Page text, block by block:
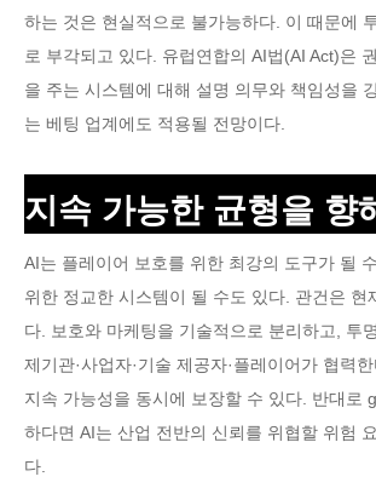
하는 것은 현실적으로 불가능하다. 이 때문에
로 부각되고 있다. 유럽연합의 AI법(AI Act)은
을 주는 시스템에 대해 설명 의무와 책임성을
는 베팅 업계에도 적용될 전망이다.
지속 가능한 균형을 향
AI는 플레이어 보호를 위한 최강의 도구가 될
위한 정교한 시스템이 될 수도 있다. 관건은 현
다. 보호와 마케팅을 기술적으로 분리하고, 투
제기관·사업자·기술 제공자·플레이어가 협력
지속 가능성을 동시에 보장할 수 있다. 반대로
하다면 AI는 산업 전반의 신뢰를 위협할 위험
다.